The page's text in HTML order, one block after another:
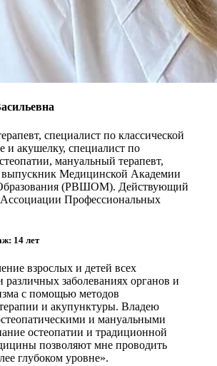
специалист по классической
и акушелку, специалист по
мануальный терапевт,
Медицинской Академии
Образования (РВШОМ). Действующий
Профессиональных
14 лет
взрослых и детей всех
различных заболеваниях органов и
с помощью методов
и акупунктуры. Владею
и мануальными
остеопатии и традиционной
позволяют мне проводить
глубоком уровне».